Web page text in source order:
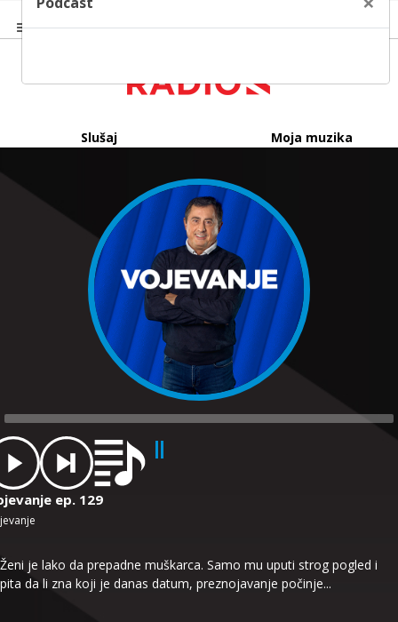
Slušaj Moja muzika
ep. 129
Ženi je lako da prepadne muškarca. Samo mu uputi strog pogled i
pita da li zna koji je danas datum, preznojavanje počinje...